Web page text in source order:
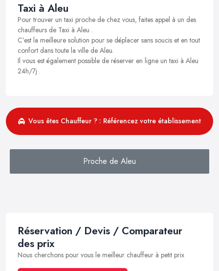
Taxi à Aleu
Pour trouver un taxi proche de chez vous, faites appel à un des
chauffeurs de Taxi à Aleu .
C’est la meilleure solution pour se déplacer sans soucis et en tout
confort dans toute la ville de Aleu.
Il vous est également possible de réserver en ligne un taxi à Aleu
24h/7j .
Vous êtes Chauffeur ? : Référencez votre établissement
Proche de Aleu
Réservation / Devis / Comparateur
des prix
Nous cherchons pour vous le meilleur chauffeur à petit prix